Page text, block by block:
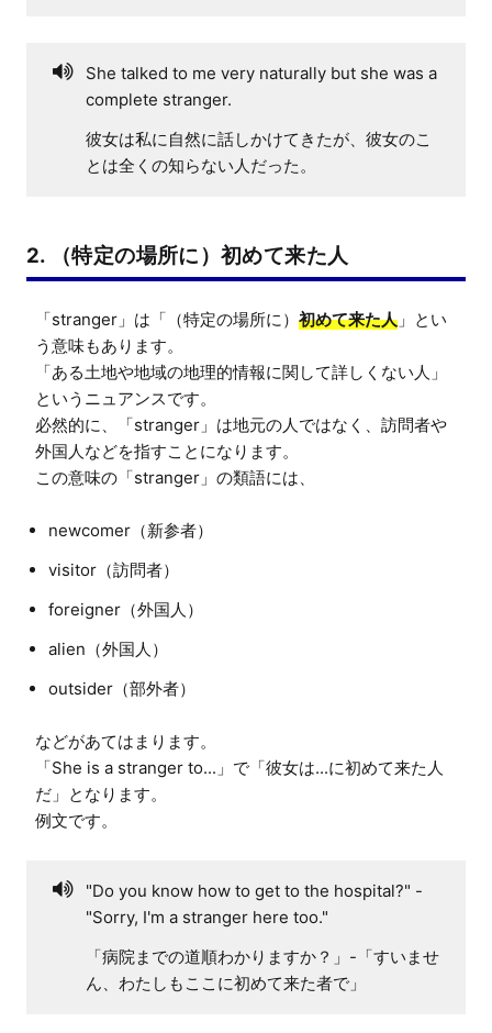
She talked to me very naturally but she was a
complete stranger.
彼女は私に自然に話しかけてきたが、彼女のこ
とは全くの知らない人だった。
2. （特定の場所に）初めて来た人
「stranger」は「（特定の場所に） 初めて来た人 」とい
う意味もあります。
「ある土地や地域の地理的情報に関して詳しくない人」
というニュアンスです。
必然的に、「stranger」は地元の人ではなく、訪問者や
外国人などを指すことになります。
newcomer（新参者）
visitor（訪問者）
foreigner（外国人）
alien（外国人）
outsider（部外者）
などがあてはまります。
「She is a stranger to...」で「彼女は...に初めて来た人
だ」となります。
"Do you know how to get to the hospital?" -
"Sorry, I'm a stranger here too."
「病院までの道順わかりますか？」-「すいませ
ん、わたしもここに初めて来た者で」